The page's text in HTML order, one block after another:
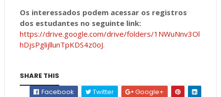
Os interessados podem acessar os registros
dos estudantes no seguinte link:
https://drive.google.com/drive/folders/1NWuNnv3Ol
hDjsPglijllunTpKDS4z0oJ.
SHARE THIS
Facebook
Twitter Google+